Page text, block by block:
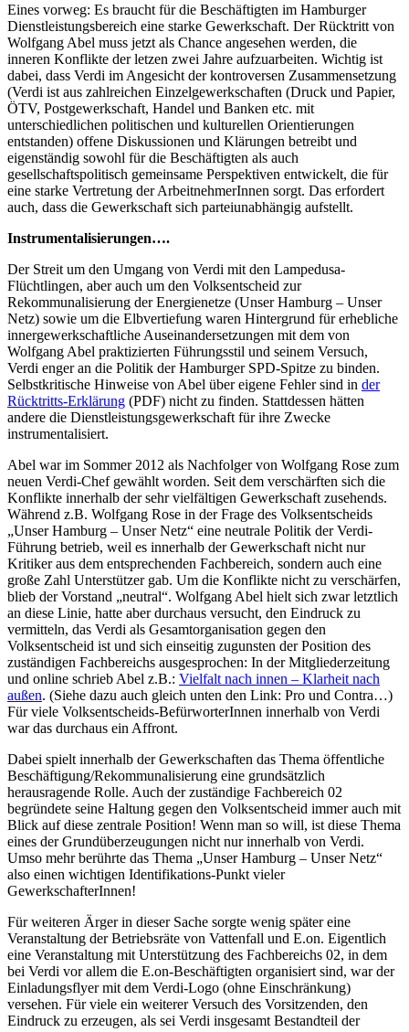
Eines vorweg: Es braucht für die Beschäftigten im Hamburger
Dienstleistungsbereich eine starke Gewerkschaft. Der Rücktritt von
Wolfgang Abel muss jetzt als Chance angesehen werden, die
inneren Konflikte der letzen zwei Jahre aufzuarbeiten. Wichtig ist
dabei, dass Verdi im Angesicht der kontroversen Zusammensetzung
(Verdi ist aus zahlreichen Einzelgewerkschaften (Druck und Papier,
ÖTV, Postgewerkschaft, Handel und Banken etc. mit
unterschiedlichen politischen und kulturellen Orientierungen
entstanden) offene Diskussionen und Klärungen betreibt und
eigenständig sowohl für die Beschäftigten als auch
gesellschaftspolitisch gemeinsame Perspektiven entwickelt, die für
eine starke Vertretung der ArbeitnehmerInnen sorgt. Das erfordert
auch, dass die Gewerkschaft sich parteiunabhängig aufstellt.
Instrumentalisierungen….
Der Streit um den Umgang von Verdi mit den Lampedusa-
Flüchtlingen, aber auch um den Volksentscheid zur
Rekommunalisierung der Energienetze (Unser Hamburg – Unser
Netz) sowie um die Elbvertiefung waren Hintergrund für erhebliche
innergewerkschaftliche Auseinandersetzungen mit dem von
Wolfgang Abel praktizierten Führungsstil und seinem Versuch,
Verdi enger an die Politik der Hamburger SPD-Spitze zu binden.
Selbstkritische Hinweise von Abel über eigene Fehler sind in der
Rücktritts-Erklärung (PDF) nicht zu finden. Stattdessen hätten
andere die Dienstleistungsgewerkschaft für ihre Zwecke
instrumentalisiert.
Abel war im Sommer 2012 als Nachfolger von Wolfgang Rose zum
neuen Verdi-Chef gewählt worden. Seit dem verschärften sich die
Konflikte innerhalb der sehr vielfältigen Gewerkschaft zusehends.
Während z.B. Wolfgang Rose in der Frage des Volksentscheids
„Unser Hamburg – Unser Netz“ eine neutrale Politik der Verdi-
Führung betrieb, weil es innerhalb der Gewerkschaft nicht nur
Kritiker aus dem entsprechenden Fachbereich, sondern auch eine
große Zahl Unterstützer gab. Um die Konflikte nicht zu verschärfen,
blieb der Vorstand „neutral“. Wolfgang Abel hielt sich zwar letztlich
an diese Linie, hatte aber durchaus versucht, den Eindruck zu
vermitteln, das Verdi als Gesamtorganisation gegen den
Volksentscheid ist und sich einseitig zugunsten der Position des
zuständigen Fachbereichs ausgesprochen: In der Mitgliederzeitung
und online schrieb Abel z.B.: Vielfalt nach innen – Klarheit nach
außen. (Siehe dazu auch gleich unten den Link: Pro und Contra…)
Für viele Volksentscheids-BefürworterInnen innerhalb von Verdi
war das durchaus ein Affront.
Dabei spielt innerhalb der Gewerkschaften das Thema öffentliche
Beschäftigung/Rekommunalisierung eine grundsätzlich
herausragende Rolle. Auch der zuständige Fachbereich 02
begründete seine Haltung gegen den Volksentscheid immer auch mit
Blick auf diese zentrale Position! Wenn man so will, ist diese Thema
eines der Grundüberzeugungen nicht nur innerhalb von Verdi.
Umso mehr berührte das Thema „Unser Hamburg – Unser Netz“
also einen wichtigen Identifikations-Punkt vieler
GewerkschafterInnen!
Für weiteren Ärger in dieser Sache sorgte wenig später eine
Veranstaltung der Betriebsräte von Vattenfall und E.on. Eigentlich
eine Veranstaltung mit Unterstützung des Fachbereichs 02, in dem
bei Verdi vor allem die E.on-Beschäftigten organisiert sind, war der
Einladungsflyer mit dem Verdi-Logo (ohne Einschränkung)
versehen. Für viele ein weiterer Versuch des Vorsitzenden, den
Eindruck zu erzeugen, als sei Verdi insgesamt Bestandteil der